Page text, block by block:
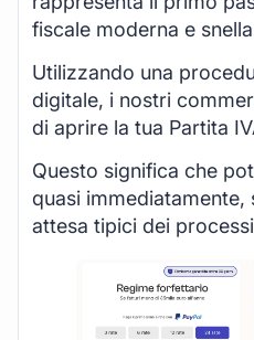
fiscale moderna e
Utilizzando una
digitale, i nostri
di aprire la tua Partita
Questo significa che
quasi immediatamente,
attesa tipici dei